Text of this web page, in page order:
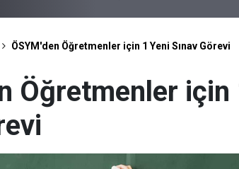
ÖSYM'den Öğretmenler için 1 Yeni Sınav Görevi
Öğretmenler için